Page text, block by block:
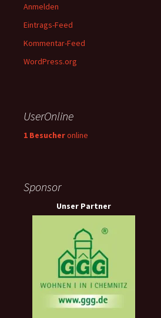
Anmelden
Eintrags-Feed
Kommentar-Feed
WordPress.org
UserOnline
1 Besucheronline
Sponsor
Unser Partner